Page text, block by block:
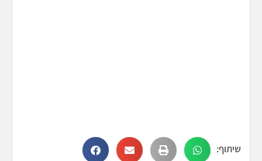
שיתוף: